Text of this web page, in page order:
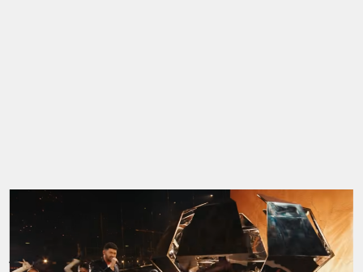
βαθμολογίες των 7 πρώτων
χωρών
(με ανάποδη σειρά) της βαθμολογίας των
επιτροπών.
Όμως παρότι επρόκειτο για τραγούδια που